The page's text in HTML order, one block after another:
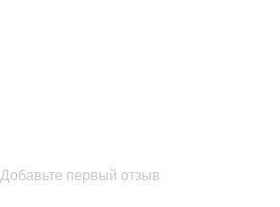
Добавьте первый отзыв